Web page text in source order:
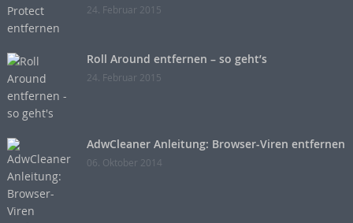
24. Februar 2015
Roll Around entfernen – so geht’s
24. Februar 2015
AdwCleaner Anleitung: Browser-Viren entfernen
06. Oktober 2014